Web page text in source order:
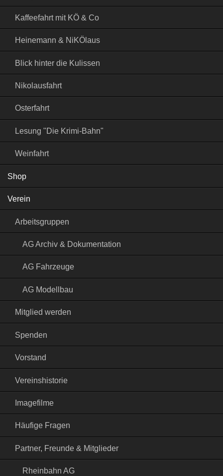
Kaffeefahrt mit KÖ & Co
Heinemann & NiKÖlaus
Blick hinter die Kulissen
Nikolausfahrt
Osterfahrt
Lesung "Die Krimi-Bahn"
Weinfahrt
Shop
Verein
Arbeitsgruppen
AG Archiv & Dokumentation
AG Fahrzeuge
AG Modellbau
Mitglied werden
Spenden
Vorstand
Vereinshistorie
Imagefilme
Häufige Fragen
Partner, Freunde & Mitglieder
Rheinbahn AG